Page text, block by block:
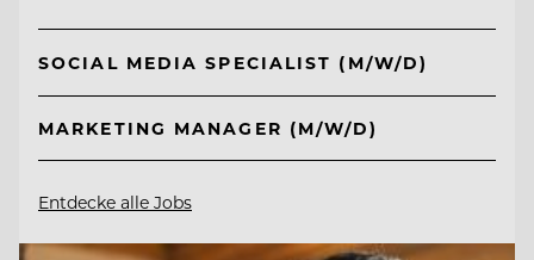
SOCIAL MEDIA SPECIALIST (M/W/D)
MARKETING MANAGER (M/W/D)
Entdecke alle Jobs